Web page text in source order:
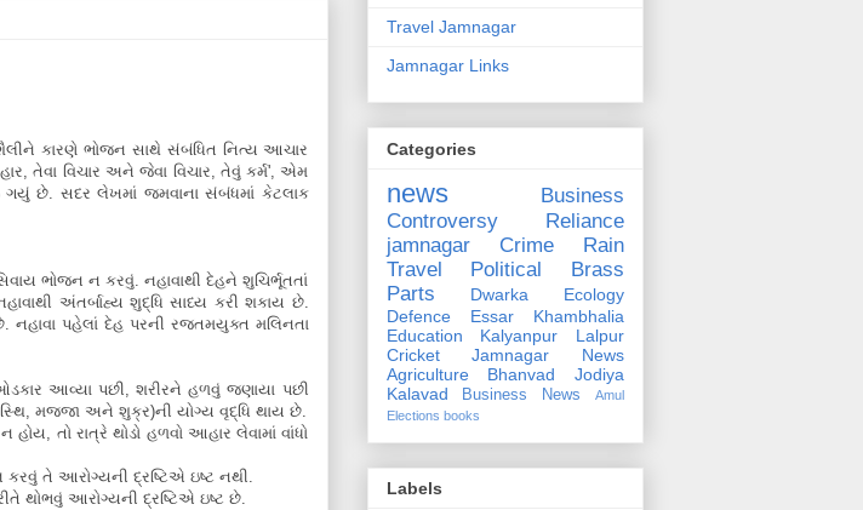
કારણે ભોજન સાથે સંબંધિત નિત્ય આચાર
તેવા વિચાર અને જેવા વિચાર, તેવું કર્મ', એમ
ગયું છે. સદર લેખમાં જમવાના સંબંધમાં કેટલાક
ભોજન ન કરવું. નહાવાથી દેહને શુચિર્ભૂતતાં
અંતર્બાહ્ય શુદ્ધિ સાધ્ય કરી શકાય છે.
નહાવા પહેલાં દેહ પરની રજતમયુક્ત મલિનતા
આવ્યા પછી, શરીરને હળવું જણાયા પછી
મજ્જા અને શુક્ર)ની યોગ્ય વૃદ્ધિ થાય છે.
તો રાત્રે થોડો હળવો આહાર લેવામાં વાંધો
તે આરોગ્યની દ્રષ્ટિએ ઇષ્ટ નથી.
થોભવું આરોગ્યની દ્રષ્ટિએ ઇષ્ટ છે.
Travel Jamnagar
Jamnagar Links
Categories
news
Business
Controversy
Reliance
jamnagar
Crime
Rain
Travel
Political
Brass
Parts
Dwarka
Ecology
Defence
Essar
Khambhalia
Education
Kalyanpur
Lalpur
Cricket
Jamnagar News
Agriculture
Bhanvad
Jodiya
Kalavad
Business News
Amul
Elections books
Labels